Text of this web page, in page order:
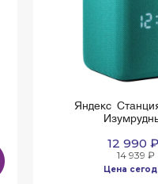
Яндекс
12 990 ₽
14 939 ₽
Цена